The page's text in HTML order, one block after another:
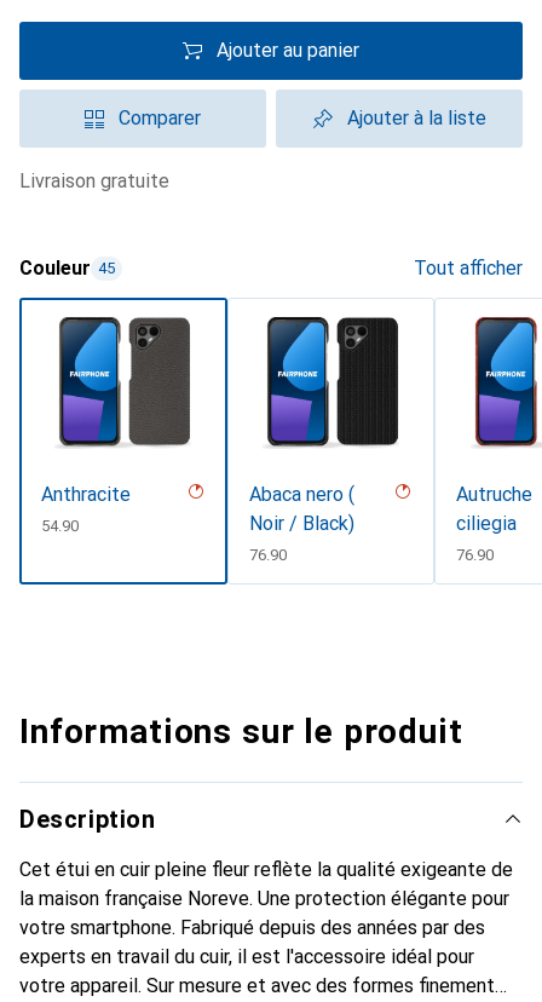
Ajouter au panier
Comparer Ajouter à la liste
livraison gratuite
Couleur 45 Tout afficher
Anthracite
CHF
54.90
Abaca nero (
Noir / Black)
CHF
76.90
Autruche
ciliegia
CHF
76.90
Informations sur le produit
Description
Cet étui en cuir pleine fleur reflète la qualité exigeante de
la maison française Noreve. Une protection élégante pour
votre smartphone. Fabriqué depuis des années par des
experts en travail du cuir, il est l'accessoire idéal pour
votre appareil. Sur mesure et avec des formes finement